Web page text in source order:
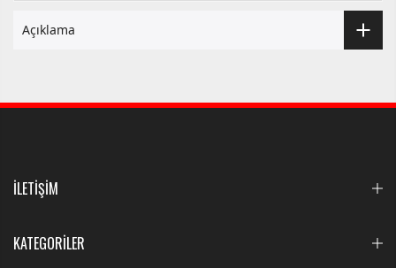
Açıklama
İLETİŞİM
KATEGORİLER